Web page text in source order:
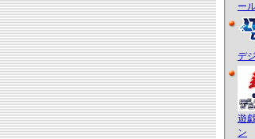
ー
デ
遊
ン